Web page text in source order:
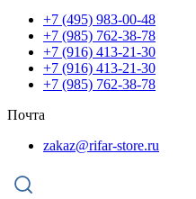
+7 (495) 983-00-48
+7 (985) 762-38-78
+7 (916) 413-21-30
+7 (916) 413-21-30
+7 (985) 762-38-78
Почта
zakaz@rifar-store.ru